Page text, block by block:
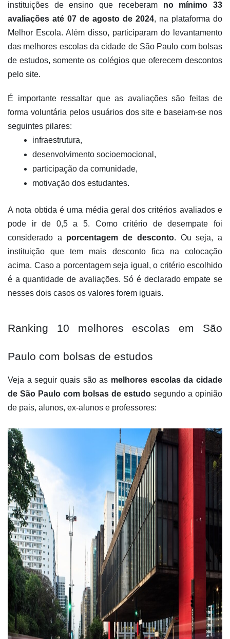
instituições de ensino que receberam no mínimo 33
avaliações até 07 de agosto de 2024, na plataforma do
Melhor Escola. Além disso, participaram do levantamento
das melhores escolas da cidade de São Paulo com bolsas
de estudos, somente os colégios que oferecem descontos
pelo site.
É importante ressaltar que as avaliações são feitas de
forma voluntária pelos usuários dos site e baseiam-se nos
seguintes pilares:
infraestrutura,
desenvolvimento socioemocional,
participação da comunidade,
motivação dos estudantes.
A nota obtida é uma média geral dos critérios avaliados e
pode ir de 0,5 a 5. Como critério de desempate foi
considerado a porcentagem de desconto. Ou seja, a
instituição que tem mais desconto fica na colocação
acima. Caso a porcentagem seja igual, o critério escolhido
é a quantidade de avaliações. Só é declarado empate se
nesses dois casos os valores forem iguais.
Ranking 10 melhores escolas em São
Paulo com bolsas de estudos
Veja a seguir quais são as melhores escolas da cidade
de São Paulo com bolsas de estudo segundo a opinião
de pais, alunos, ex-alunos e professores: